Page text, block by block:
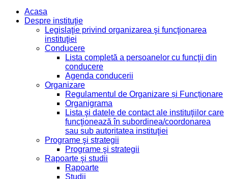
Acasa
Despre instituţie
Legislaţie privind organizarea şi funcţionarea
instituţiei
Conducere
Lista completă a persoanelor cu funcţii din
conducere
Agenda conducerii
Organizare
Regulamentul de Organizare și Funcționare
Organigrama
Lista şi datele de contact ale instituţiilor care
funcţionează în subordinea/coordonarea
sau sub autoritatea instituţiei
Programe şi strategii
Programe şi strategii
Rapoarte şi studii
Rapoarte
Studii